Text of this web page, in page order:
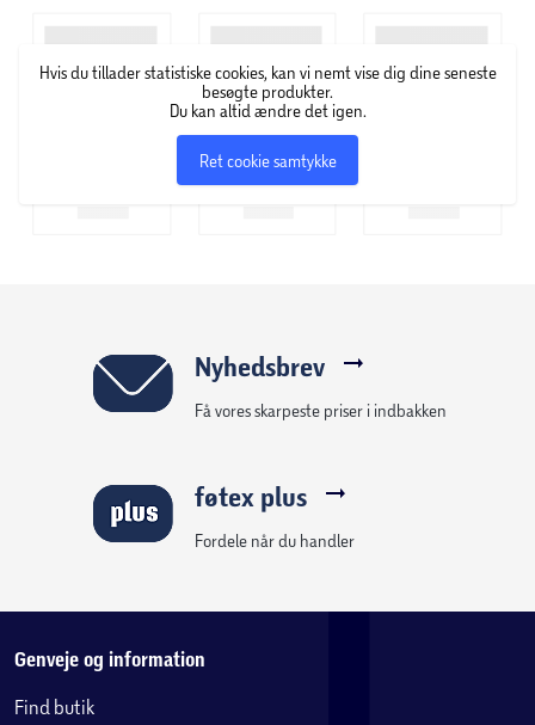
makeup, der kun indeholder ingredienser af høj kvalitet.
Derfor finder du også et stort udvalg af veganske,
parfumefri og allergicertificerede produkter i deres
Hvis du tillader statistiske cookies, kan vi nemt vise dig dine seneste
besøgte produkter.
Du kan altid ændre det igen.
Ret cookie samtykke
Nyhedsbrev
Få vores skarpeste priser i indbakken
føtex plus
Fordele når du handler
Genveje og information
Find butik